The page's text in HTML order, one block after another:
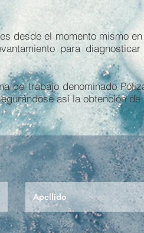
desde el momento mismo
para
de trabajo denominado
así la obtención